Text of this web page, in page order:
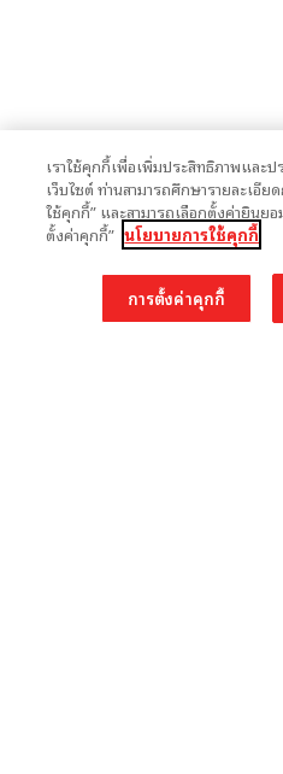
เราใช้คุกกี้เพื่อเพิ่มประสิทธิภาพและ
เว็บไซต์ ท่านสามารถศึกษารายละเอีย
ใช้คุกกี้” และสามารถเลือกตั้งค่ายินย
ตั้งค่าคุกกี้” นโยบายการใช้คุกกี้
การตั้งค่าคุกกี้